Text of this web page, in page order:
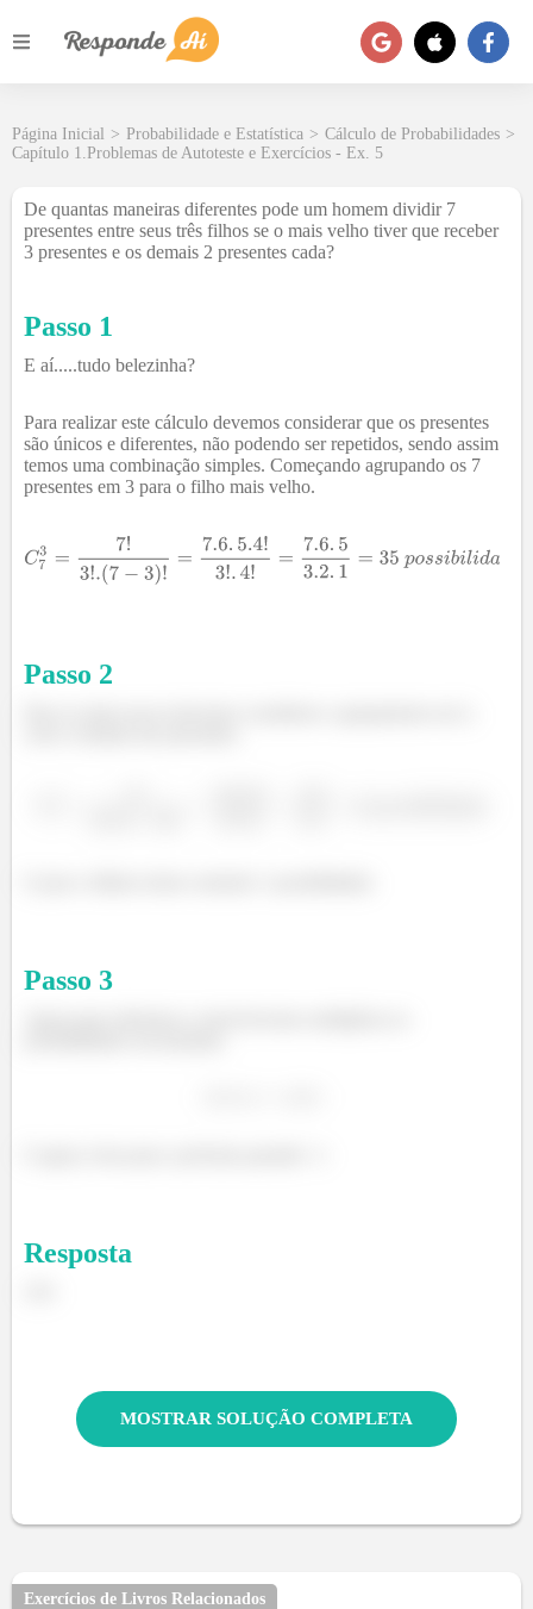
Página Inicial > Probabilidade e Estatística > Cálculo de Probabilidades >
Capítulo 1.Problemas de Autoteste e Exercícios - Ex. 5
De quantas maneiras diferentes pode um homem dividir 7
presentes entre seus três filhos se o mais velho tiver que receber
3 presentes e os demais 2 presentes cada?
Passo 1
E aí.....tudo belezinha?
Para realizar este cálculo devemos considerar que os presentes
são únicos e diferentes, não podendo ser repetidos, sendo assim
temos uma combinação simples. Começando agrupando os 7
presentes em 3 para o filho mais velho.
Passo 2
Passo 3
Resposta
MOSTRAR SOLUÇÃO COMPLETA
Exercícios de Livros Relacionados